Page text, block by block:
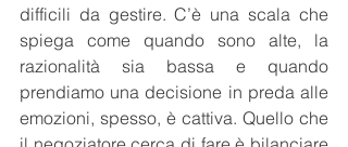
difficili da gestire. C’è una scala che
spiega come quando sono alte, la
razionalità sia bassa e quando
prendiamo una decisione in preda alle
emozioni, spesso, è cattiva. Quello che